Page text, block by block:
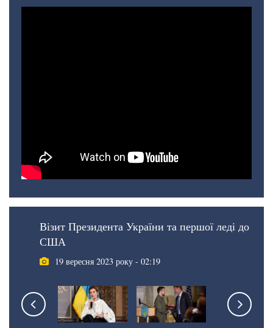
Візит Президента України та першої леді до
США
19 вересня 2023 року - 02:19